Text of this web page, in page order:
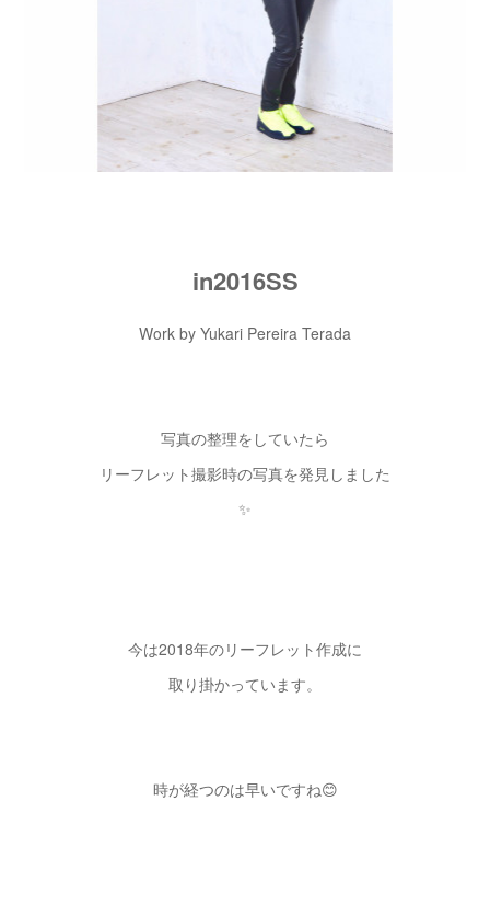
in2016SS
Work by Yukari Pereira Terada
写真の整理をしていたら
リーフレット撮影時の写真を発見しました
✨
今は2018年のリーフレット作成に
取り掛かっています。
時が経つのは早いですね😊